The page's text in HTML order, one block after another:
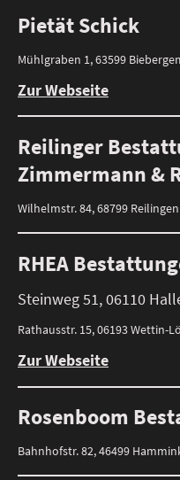
Pietät Schick
Mühlgraben 1, 63599
Zur Webseite
Reilinger
Zimmermann &
Wilhelmstr. 84, 68799 Reilingen
RHEA
Steinweg 51, 06110
Rathausstr. 15, 06193 Wettin-
Zur Webseite
Rosenboom
Bahnhofstr. 82, 46499